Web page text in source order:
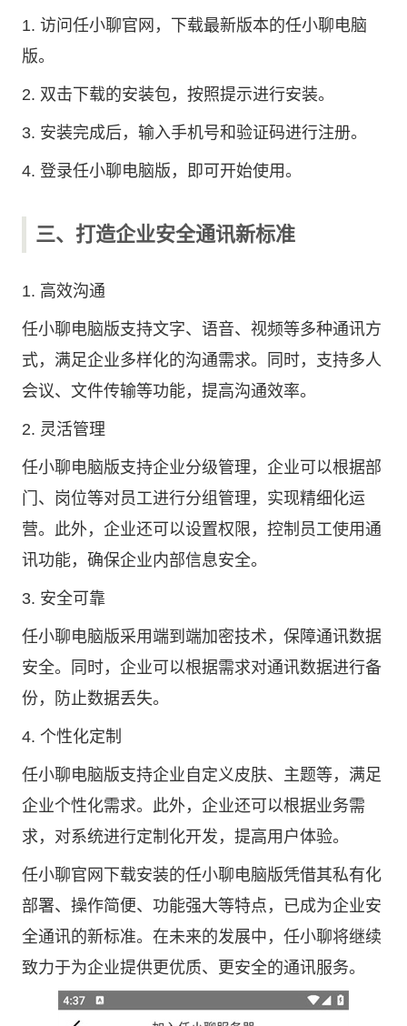
1. 访问任小聊官网，下载最新版本的任小聊电脑
版。
2. 双击下载的安装包，按照提示进行安装。
3. 安装完成后，输入手机号和验证码进行注册。
4. 登录任小聊电脑版，即可开始使用。
三、打造企业安全通讯新标准
1. 高效沟通
任小聊电脑版支持文字、语音、视频等多种通讯方
式，满足企业多样化的沟通需求。同时，支持多人
会议、文件传输等功能，提高沟通效率。
2. 灵活管理
任小聊电脑版支持企业分级管理，企业可以根据部
门、岗位等对员工进行分组管理，实现精细化运
营。此外，企业还可以设置权限，控制员工使用通
讯功能，确保企业内部信息安全。
3. 安全可靠
任小聊电脑版采用端到端加密技术，保障通讯数据
安全。同时，企业可以根据需求对通讯数据进行备
份，防止数据丢失。
4. 个性化定制
任小聊电脑版支持企业自定义皮肤、主题等，满足
企业个性化需求。此外，企业还可以根据业务需
求，对系统进行定制化开发，提高用户体验。
任小聊官网下载安装的任小聊电脑版凭借其私有化
部署、操作简便、功能强大等特点，已成为企业安
全通讯的新标准。在未来的发展中，任小聊将继续
致力于为企业提供更优质、更安全的通讯服务。